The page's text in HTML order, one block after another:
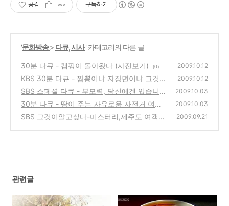
공감 구독하기
'문화방송> 다큐, 시사' 카테고리의 다른 글
30분 다큐 - 캠핑이 돌아왔다 (사진보기) (0) 2009.10.12
KBS 30분 다큐 - 짬뽕이냐 자장면이냐 그것이
문제로다
(0)
2009.10.12
SBS 스페셜 다큐 - 부모력, 당신에겐 있습니
까?
(0)
2009.10.03
30분 다큐 - 땀이 주는 자유로움 자전거 여행
(사진보기)
(0)
2009.10.03
SBS 그것이알고싶다-미스터리,제주도 여객선
2009.09.21
관련글